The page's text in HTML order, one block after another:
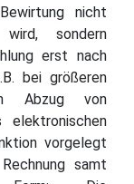
nicht
sondern
erst nach
bei größeren
Abzug von
elektronischen
vorgelegt
samt